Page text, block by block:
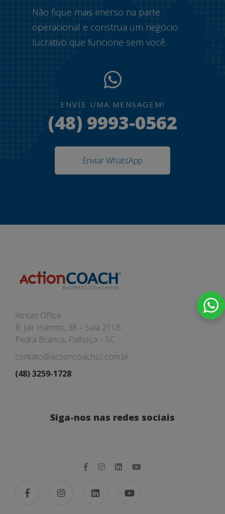
Não fique mais imerso na parte
operacional e construa um negócio
lucrativo que funcione sem você.
ENVIE UMA MENSAGEM!
(48) 9993-0562
Enviar WhatsApp
Atrium Office
R. Jair Hamms, 38 – Sala 211B
Pedra Branca, Palhoça – SC
contato@actioncoachsc.com.br
(48) 3259-1728
Siga-nos nas redes sociais